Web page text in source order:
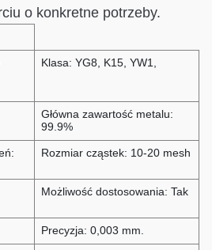
o konkretne potrzeby.
Klasa: YG8, K15, YW1,
Główna zawartość metalu:
99.9%
Rozmiar cząstek: 10-20 mesh
Możliwość dostosowania: Tak
Precyzja: 0,003 mm.